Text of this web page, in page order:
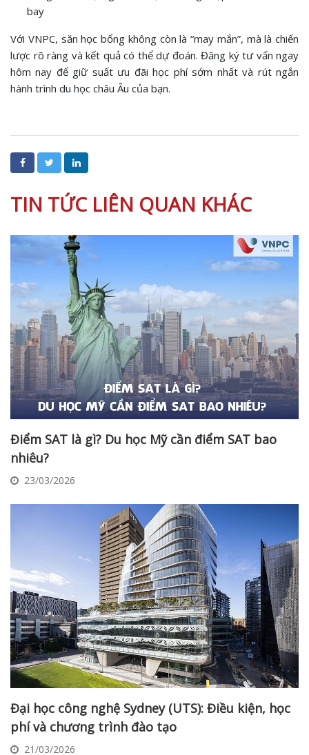
bay
Với VNPC, săn học bổng không còn là “may mắn”, mà là chiến
lược rõ ràng và kết quả có thể dự đoán. Đăng ký tư vấn ngay
hôm nay để giữ suất ưu đãi học phí sớm nhất và rút ngắn
hành trình du học châu Âu của bạn.
TIN TỨC LIÊN QUAN KHÁC
Điểm SAT là gì? Du học Mỹ cần điểm SAT bao
nhiêu?
23/03/2026
Đại học công nghệ Sydney (UTS): Điều kiện, học
phí và chương trình đào tạo
21/03/2026